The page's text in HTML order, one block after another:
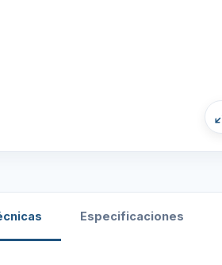
Especificaciones